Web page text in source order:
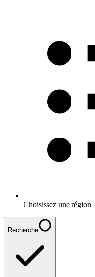
Choisissez une région
Recherche